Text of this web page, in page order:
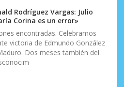
Rodríguez Vargas: Julio
Corina es un error»
encontradas. Celebramos
victoria de Edmundo González
Dos meses también del